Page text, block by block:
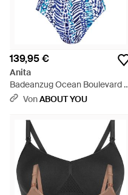
139,95 €
Anita
Badeanzug Ocean Boulevard -
BlauVonABOUT YOU